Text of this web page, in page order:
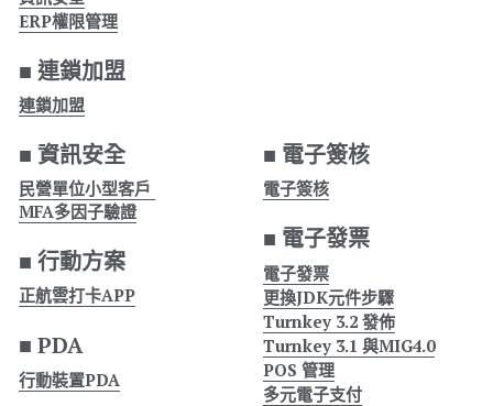
ERP權限管理
■ 連鎖加盟
連鎖加盟
■ 資訊安全
民營單位小型客戶
MFA多因子驗證
■ 行動方案
正航雲打卡APP
■ PDA
行動裝置PDA
■ 電子簽核
電子簽核
■ 電子發票
電子發票
更換JDK元件步驟
Turnkey 3.2 發佈
Turnkey 3.1 與MIG4.0
POS 管理
多元電子支付